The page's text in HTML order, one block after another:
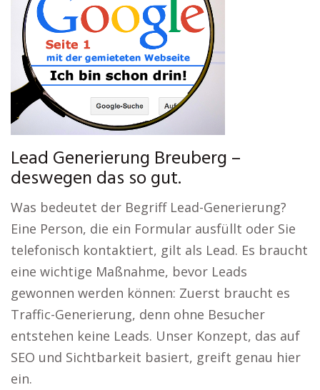
Lead Generierung Breuberg –
deswegen das so gut.
Was bedeutet der Begriff Lead-Generierung?
Eine Person, die ein Formular ausfüllt oder Sie
telefonisch kontaktiert, gilt als Lead. Es braucht
eine wichtige Maßnahme, bevor Leads
gewonnen werden können: Zuerst braucht es
Traffic-Generierung, denn ohne Besucher
entstehen keine Leads. Unser Konzept, das auf
SEO und Sichtbarkeit basiert, greift genau hier
ein.